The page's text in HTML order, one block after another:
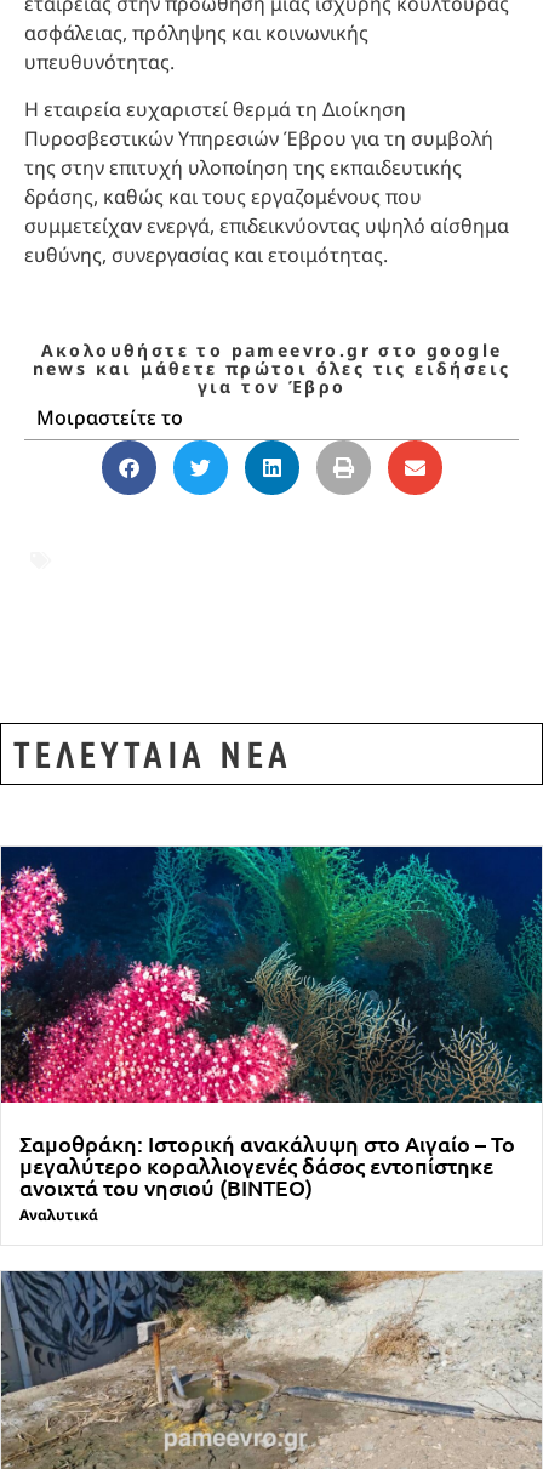
ασφάλειας, πρόληψης και κοινωνικής
υπευθυνότητας.
Η εταιρεία ευχαριστεί θερμά τη Διοίκηση
Πυροσβεστικών Υπηρεσιών Έβρου για τη συμβολή
της στην επιτυχή υλοποίηση της εκπαιδευτικής
δράσης, καθώς και τους εργαζομένους που
συμμετείχαν ενεργά, επιδεικνύοντας υψηλό αίσθημα
ευθύνης, συνεργασίας και ετοιμότητας.
Ακολουθήστε το pameevro.gr στο google
news και μάθετε πρώτοι όλες τις ειδήσεις
για τον Έβρο
Μοιραστείτε το
ΤΕΛΕΥΤΑΙΑ ΝΕΑ
Σαμοθράκη: Ιστορική ανακάλυψη στο Αιγαίο – Το
μεγαλύτερο κοραλλιογενές δάσος εντοπίστηκε
ανοιχτά του νησιού (ΒΙΝΤΕΟ)
Αναλυτικά